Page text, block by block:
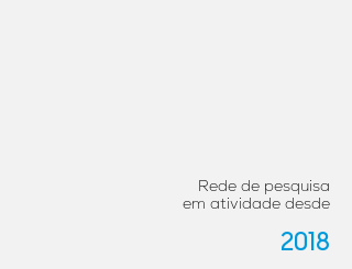
Rede de pesquisa
em atividade desde
2018